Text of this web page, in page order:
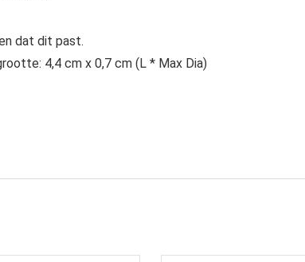
dat dit past.
4,4 cm x 0,7 cm (L * Max Dia)